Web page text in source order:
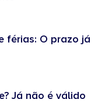
férias: O prazo já
Já não é válido